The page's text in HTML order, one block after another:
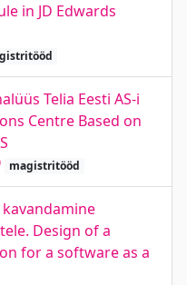
in JD Edwards
Telia Eesti AS-i
Centre Based on
magistritööd
Design of a
for a software as a